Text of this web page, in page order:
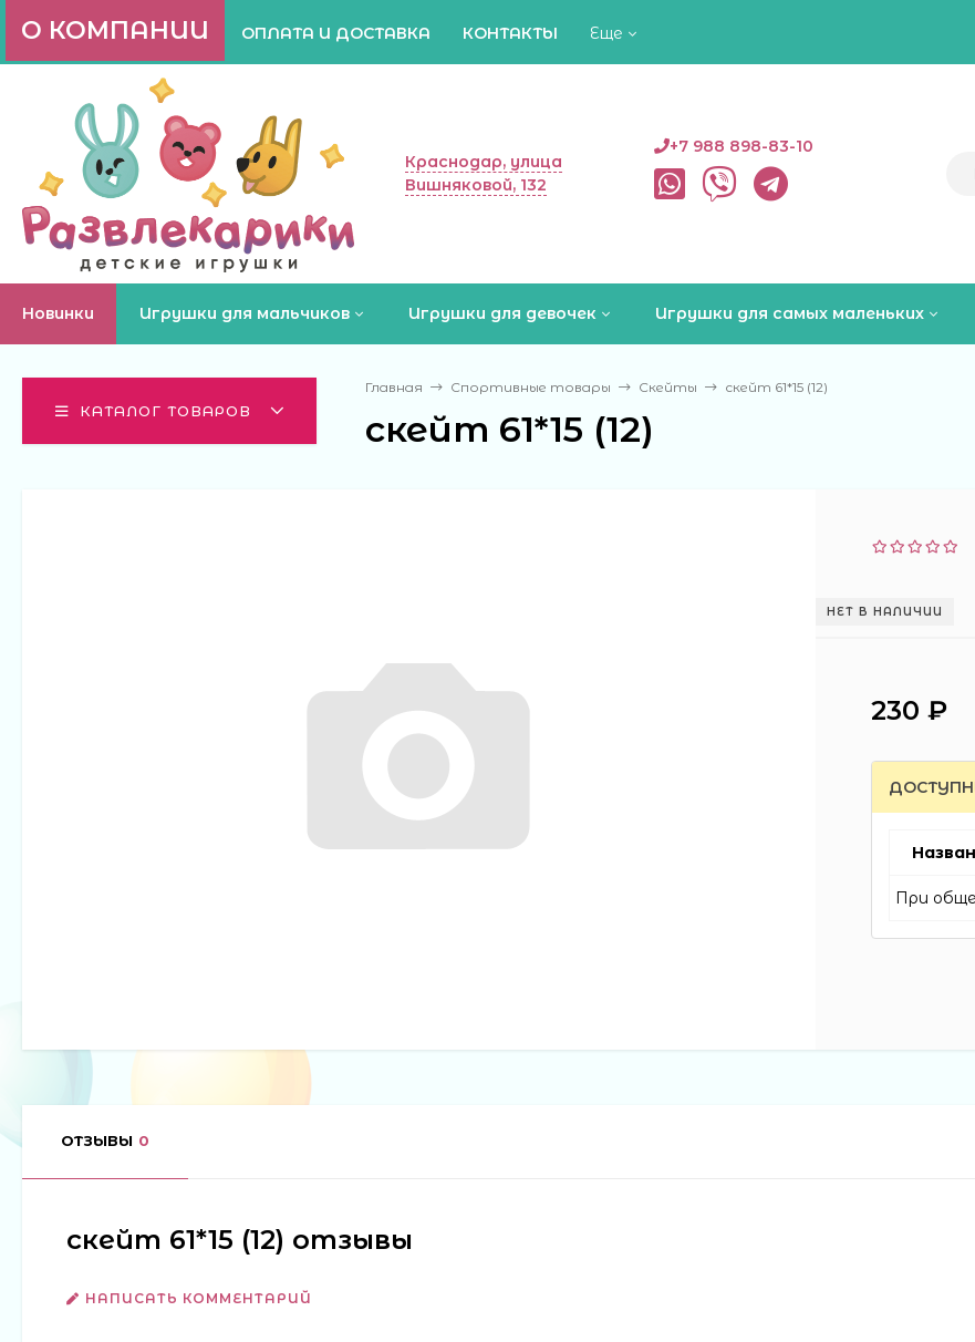
О КОМПАНИИ ОПЛАТА И ДОСТАВКА КОНТАКТЫ Еще
Краснодар, улица
Вишняковой, 132
+7 988 898-83-10
Новинки Игрушки для мальчиков Игрушки для девочек Игрушки для самых маленьких
КАТАЛОГ ТОВАРОВ
Главная Спортивные товары Скейты скейт 61*15 (12)
скейт 61*15 (12)
НЕТ В НАЛИЧИИ
230 ₽
При
ОТЗЫВЫ 0
скейт 61*15 (12) отзывы
НАПИСАТЬ КОММЕНТАРИЙ